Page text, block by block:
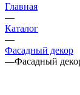
Главная
—
Каталог
—
Фасадный декор
—Фасадный